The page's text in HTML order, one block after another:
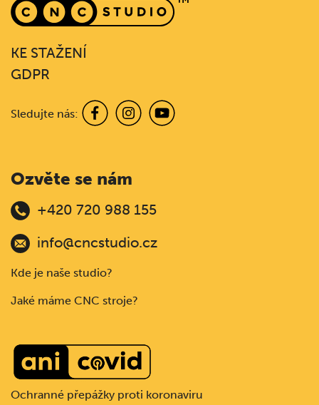
KE STAŽENÍ
GDPR
Sledujte nás:
Ozvěte se nám
+420 720 988 155
info@cncstudio.cz
Kde je naše studio?
Jaké máme CNC stroje?
Ochranné přepážky proti koronaviru